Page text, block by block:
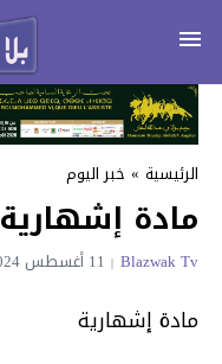
الرئيسية » خبر اليوم
مادة إشهارية
Blazwak Tv 11 أغسطس 2024
مادة إشهارية